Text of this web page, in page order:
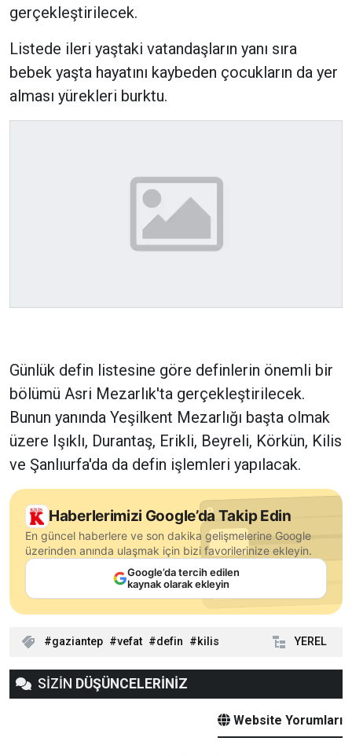
gerçekleştirilecek.
Listede ileri yaştaki vatandaşların yanı sıra
bebek yaşta hayatını kaybeden çocukların da yer
alması yürekleri burktu.
Günlük defin listesine göre definlerin önemli bir
bölümü Asri Mezarlık'ta gerçekleştirilecek.
Bunun yanında Yeşilkent Mezarlığı başta olmak
üzere Işıklı, Durantaş, Erikli, Beyreli, Körkün, Kilis
ve Şanlıurfa'da da defin işlemleri yapılacak.
Haberlerimizi Google’da Takip Edin
En güncel haberlere ve son dakika gelişmelerine Google
üzerinden anında ulaşmak için bizi favorilerinize ekleyin.
Google’da tercih edilen
kaynak olarak ekleyin
gaziantep vefat defin kilis YEREL
SİZİN DÜŞÜNCELERİNİZ
Website Yorumları